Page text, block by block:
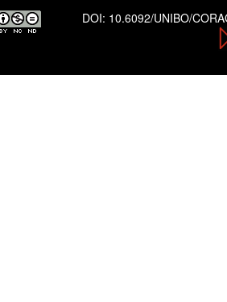
DOI: 10.6092/UNIBO/